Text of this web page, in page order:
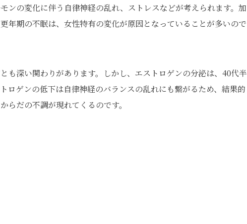
ンの変化に伴う自律神経の乱れ、ストレスなどが考えられます。加
年期の不眠は、女性特有の変化が原因となっていることが多いので
も深い関わりがあります。しかし、エストロゲンの分泌は、40代半
ロゲンの低下は自律神経のバランスの乱れにも繋がるため、結果的
らだの不調が現れてくるのです。